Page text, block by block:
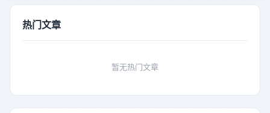
热门文章
暂无热门文章